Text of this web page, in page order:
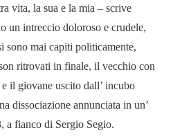
vita, la sua e la mia – scrive
un intreccio doloroso e crudele,
sono mai capiti politicamente,
ritrovati in finale, il vecchio con
e il giovane uscito dall’ incubo
dissociazione annunciata in un’
a fianco di Sergio Segio.